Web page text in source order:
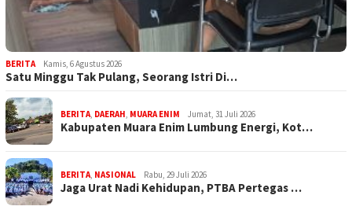
BERITA Kamis, 6 Agustus 2026
Satu Minggu Tak Pulang, Seorang Istri Di…
BERITA, DAERAH, MUARA ENIM Jumat, 31 Juli 2026
Kabupaten Muara Enim Lumbung Energi, Kot…
BERITA, NASIONAL Rabu, 29 Juli 2026
Jaga Urat Nadi Kehidupan, PTBA Pertegas …